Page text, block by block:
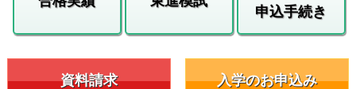
申込手続き
資料請求 入学のお申込み